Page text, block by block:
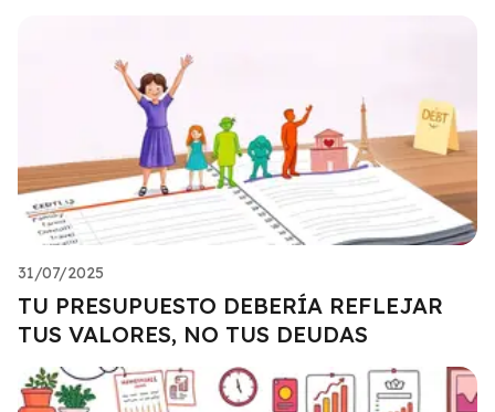
31/07/2025
TU PRESUPUESTO DEBERÍA REFLEJAR
TUS VALORES, NO TUS DEUDAS